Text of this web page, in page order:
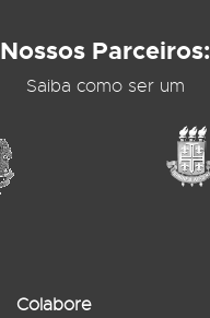
Nossos Parceiros:
Saiba como ser um
Colabore